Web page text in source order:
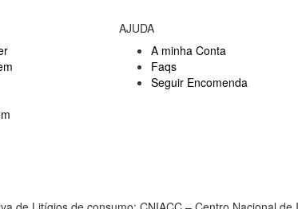
AJUDA
A minha Conta
Faqs
Seguir Encomenda